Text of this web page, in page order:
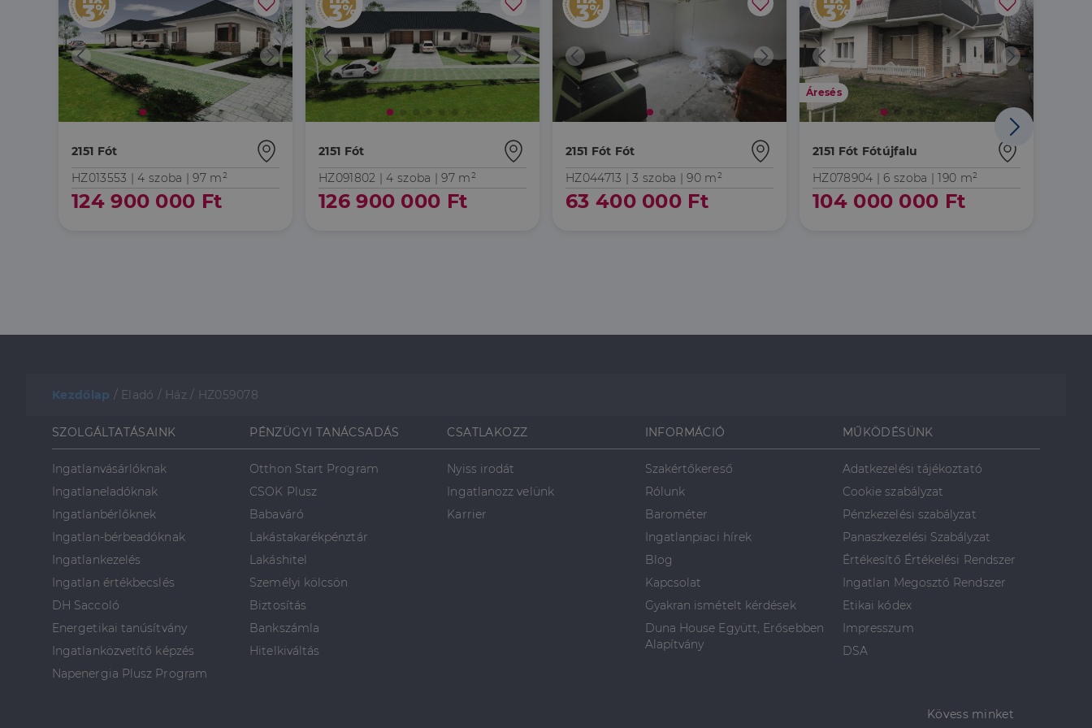
2151 Fót
HZ013553 |4 szoba | 97 m²
124 900 000 Ft
2151 Fót
HZ091802 |4 szoba | 97 m²
126 900 000 Ft
2151 Fót Fót
HZ044713 |3 szoba | 90 m²
63 400 000 Ft
Áresés
2151 Fót Fótújfalu
HZ078904 | 6 szoba | 190 m²
104 000 000 Ft
Kezdőlap / Eladó / Ház / HZ059078
SZOLGÁLTATÁSAINK
Ingatlanvásárlóknak
Ingatlaneladóknak
Ingatlanbérlőknek
Ingatlan-bérbeadóknak
Ingatlankezelés
Ingatlan értékbecslés
DH Saccoló
Energetikai tanúsítvány
Ingatlanközvetítő képzés
Napenergia Plusz Program
PÉNZÜGYI TANÁCSADÁS
Otthon Start Program
CSOK Plusz
Babaváró
Lakástakarékpénztár
Lakáshitel
Személyi kölcsön
Biztosítás
Bankszámla
Hitelkiváltás
CSATLAKOZZ
Nyiss irodát
Ingatlanozz velünk
Karrier
INFORMÁCIÓ
Szakértőkereső
Rólunk
Barométer
Ingatlanpiaci hírek
Blog
Kapcsolat
Gyakran ismételt kérdések
Duna House Együtt, Erősebben
Alapítvány
MŰKÖDÉSÜNK
Adatkezelési tájékoztató
Cookie szabályzat
Pénzkezelési szabályzat
Panaszkezelési Szabályzat
Értékesítő Értékelési Rendszer
Ingatlan Megosztó Rendszer
Etikai kódex
Impresszum
DSA
Kövess minket